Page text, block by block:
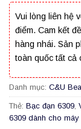
Vui lòng liên hệ
điểm. Cam kết
hàng nhái. Sản
toàn quốc tất cả
Danh mục: C&U
Thẻ: Bạc đạn 6309,
6309 dành cho